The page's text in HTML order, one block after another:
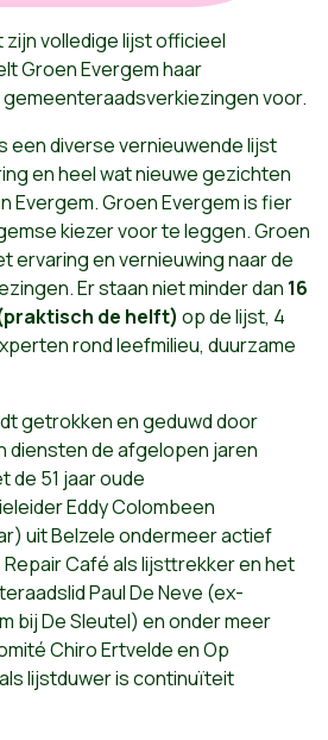
volledige lijst officieel
Groen Evergem haar
voor.
een diverse vernieuwende lijst
en heel wat nieuwe gezichten
Evergem. Groen Evergem is fier
kiezer voor te leggen. Groen
ervaring en vernieuwing naar de
Er staan niet minder dan 16
de helft) op de lijst, 4
rond leefmilieu, duurzame
getrokken en geduwd door
diensten de afgelopen jaren
de 51 jaar oude
Eddy Colombeen
uit Belzele ondermeer actief
Café als lijsttrekker en het
Paul De Neve (ex-
bij De Sleutel) en onder meer
Chiro Ertvelde en Op
lijstduwer is continuïteit